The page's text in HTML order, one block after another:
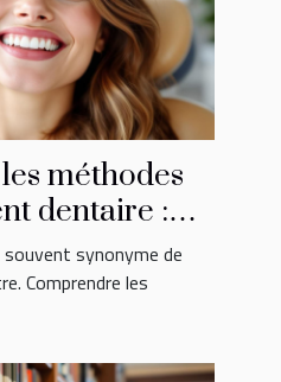
méthodes
dentaire :
synonyme de
Comprendre les